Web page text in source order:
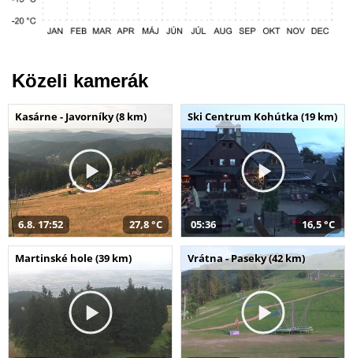
Közeli kamerák
Kasárne - Javorníky (8 km)
6.8. 17:52 27,8 °C
Ski Centrum Kohútka (19 km)
05:36 16,5 °C
Martinské hole (39 km) Vrátna - Paseky (42 km)